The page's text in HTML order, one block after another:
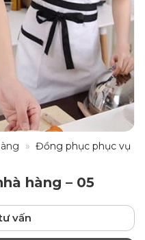
» Đồng phục phục vụ
hàng – 05
vấn